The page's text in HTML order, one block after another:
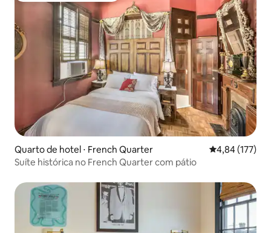
Quarto de hotel ⋅ French Quarter 4,84 de uma
4,84 (177)
Suíte histórica no French Quarter com pátio